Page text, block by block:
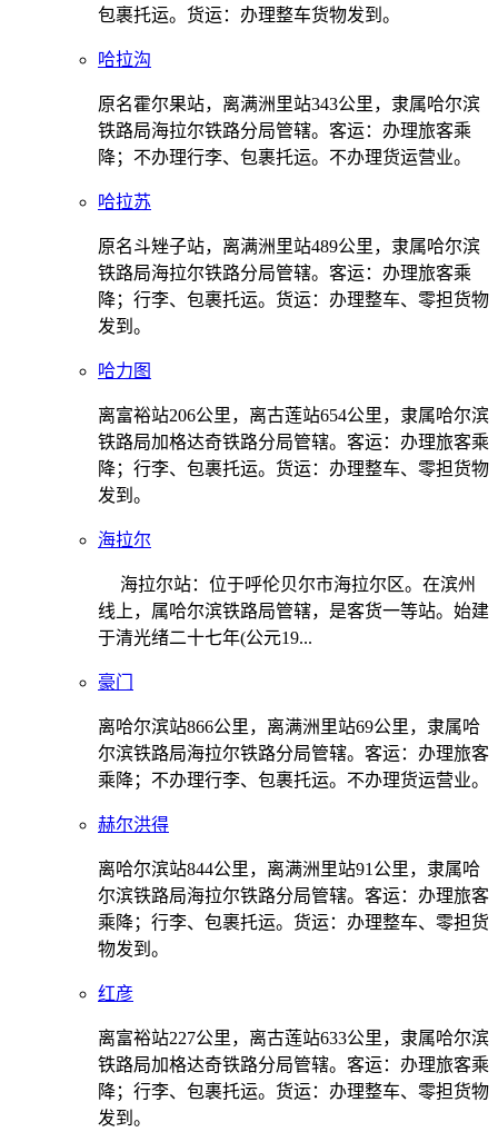
包裹托运。货运：办理整车货物发到。
哈拉沟
原名霍尔果站，离满洲里站343公里，隶属哈尔滨
铁路局海拉尔铁路分局管辖。客运：办理旅客乘
降；不办理行李、包裹托运。不办理货运营业。
哈拉苏
原名斗矬子站，离满洲里站489公里，隶属哈尔滨
铁路局海拉尔铁路分局管辖。客运：办理旅客乘
降；行李、包裹托运。货运：办理整车、零担货物
发到。
哈力图
离富裕站206公里，离古莲站654公里，隶属哈尔滨
铁路局加格达奇铁路分局管辖。客运：办理旅客乘
降；行李、包裹托运。货运：办理整车、零担货物
发到。
海拉尔
海拉尔站：位于呼伦贝尔市海拉尔区。在滨州
线上，属哈尔滨铁路局管辖，是客货一等站。始建
于清光绪二十七年(公元19...
豪门
离哈尔滨站866公里，离满洲里站69公里，隶属哈
尔滨铁路局海拉尔铁路分局管辖。客运：办理旅客
乘降；不办理行李、包裹托运。不办理货运营业。
赫尔洪得
离哈尔滨站844公里，离满洲里站91公里，隶属哈
尔滨铁路局海拉尔铁路分局管辖。客运：办理旅客
乘降；行李、包裹托运。货运：办理整车、零担货
物发到。
红彦
离富裕站227公里，离古莲站633公里，隶属哈尔滨
铁路局加格达奇铁路分局管辖。客运：办理旅客乘
降；行李、包裹托运。货运：办理整车、零担货物
发到。